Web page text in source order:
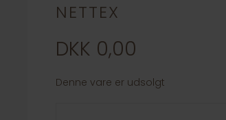
NETTEX
DKK 0,00
Denne vare er udsolgt